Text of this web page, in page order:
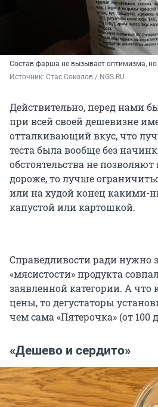
Состав фарша не вызывает оптимизма, но
Источник: Стас Соколов / NGS.RU
Действительно, перед нами
при всей своей дешевизне
отталкивающий вкус, что
теста была вообще без
обстоятельства не
дороже, то лучше
или на худой конец какими-
капустой или картошкой.
Справедливости ради нужно
«мясистости» продукта
заявленной категории. А что
цены, то дегустаторы
чем сама «Пятерочка» (от 100
«Дешево и сердито»